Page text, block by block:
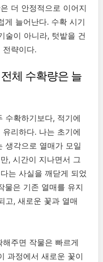
더 안정적으로 이어지
게 늘어난다. 수확 시기
술이 아니라, 텃밭을 건
략이다.
체 수확량은 늘
수확하기보다, 적기에
리하다. 나는 초기에
생각으로 열매가 모일
, 시간이 지나면서 그
는 사실을 깨닫게 되었
물은 기존 열매를 유지
고, 새로운 꽃과 열매
주면 작물은 빠르게
과정에서 새로운 꽃이